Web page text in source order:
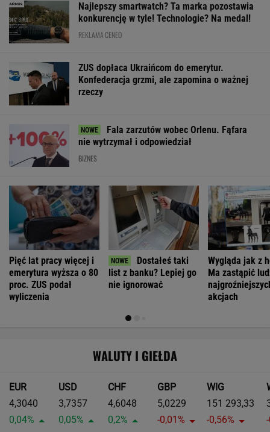
Najlepszy smartwatch? Ta marka pozostawia
konkurencję w tyle! Technologie? Na medal!
REKLAMA CENEO
ZUS dopłaca Ukraińcom do emerytur.
Konfederacja grzmi, ale zapomina o ważnej
rzeczy
Fala zarzutów wobec Orlenu. Fąfara
nie wytrzymał i odpowiedział
BIZNES
Pięć lat pracy więcej i
emerytura wyższa o 80
proc. ZUS podał
wyliczenia
Dostałeś taki
list z banku? Lepiej go
nie ignorować
Wygląda jak z
Ma zastąpić
akcjach
WALUTY I GIEŁDA
EUR
4,3040
0,04%
USD
3,7357
0,05%
CHF
4,6048
0,2%
GBP
5,0229
-0,01%
WIG
151 293,33
-0,56%